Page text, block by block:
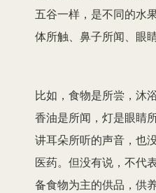
五谷一样，是不同的水
体所触、鼻子所闻、眼
比如，食物是所尝，沐
香油是所闻，灯是眼睛
讲耳朵所听的声音，也
医药。但没有说，不代
备食物为主的供品，供